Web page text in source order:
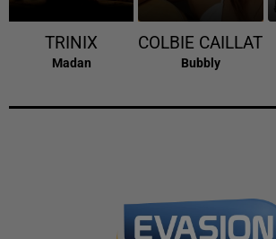
TRINIX
Madan
COLBIE CAILLAT
Bubbly